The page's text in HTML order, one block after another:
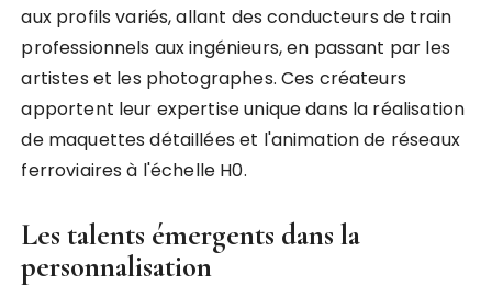
aux profils variés, allant des conducteurs de train
professionnels aux ingénieurs, en passant par les
artistes et les photographes. Ces créateurs
apportent leur expertise unique dans la réalisation
de maquettes détaillées et l'animation de réseaux
ferroviaires à l'échelle H0.
Les talents émergents dans la
personnalisation